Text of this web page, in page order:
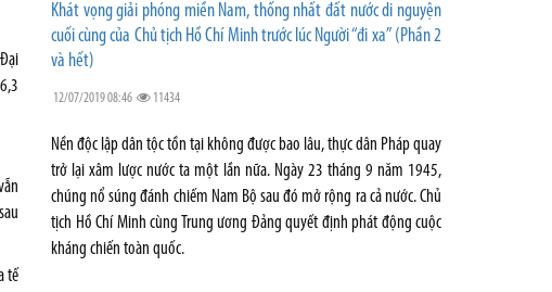
tế
Khát vọng giải phóng miền Nam, thống nhất đất nước di nguyện
cuối cùng của Chủ tịch Hồ Chí Minh trước lúc Người “đi xa” (Phần 2
và hết)
12/07/2019 08:46 11434
Nền độc lập dân tộc tồn tại không được bao lâu, thực dân Pháp quay
trở lại xâm lược nước ta một lần nữa. Ngày 23 tháng 9 năm 1945,
chúng nổ súng đánh chiếm Nam Bộ sau đó mở rộng ra cả nước. Chủ
tịch Hồ Chí Minh cùng Trung ương Đảng quyết định phát động cuộc
kháng chiến toàn quốc.